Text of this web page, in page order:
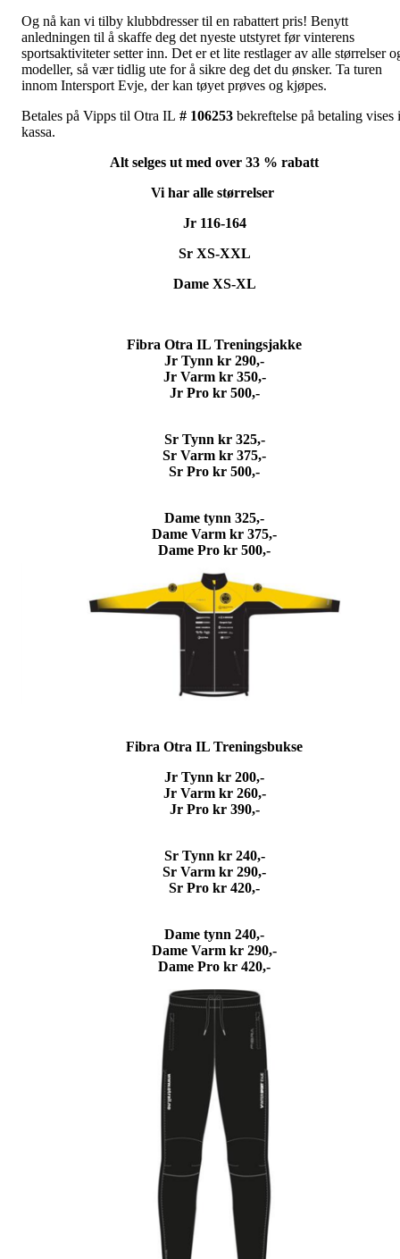
Og nå kan vi tilby klubbdresser til en rabattert pris! Benytt
anledningen til å skaffe deg det nyeste utstyret før vinterens
sportsaktiviteter setter inn. Det er et lite restlager av alle størrelser
modeller, så vær tidlig ute for å sikre deg det du ønsker. Ta turen
innom Intersport Evje, der kan tøyet prøves og kjøpes.
Betales på Vipps til Otra IL # 106253 bekreftelse på betaling vises i
kassa.
Alt selges ut med over 33 % rabatt
Vi har alle størrelser
Jr 116-164
Sr XS-XXL
Dame XS-XL
Fibra Otra IL Treningsjakke
Jr Tynn kr 290,-
Jr Varm kr 350,-
Jr Pro kr 500,-
Sr Tynn kr 325,-
Sr Varm kr 375,-
Sr Pro kr 500,-
Dame tynn 325,-
Dame Varm kr 375,-
Dame Pro kr 500,-
Fibra Otra IL Treningsbukse
Jr Tynn kr 200,-
Jr Varm kr 260,-
Jr Pro kr 390,-
Sr Tynn kr 240,-
Sr Varm kr 290,-
Sr Pro kr 420,-
Dame tynn 240,-
Dame Varm kr 290,-
Dame Pro kr 420,-